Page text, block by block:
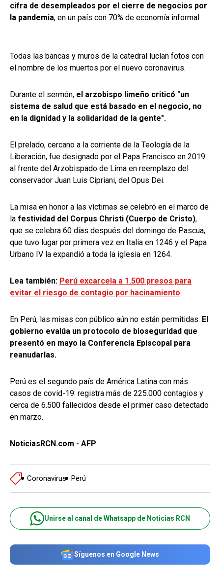
cifra de desempleados por el cierre de negocios por
la pandemia, en un país con 70% de economía informal.
Todas las bancas y muros de la catedral lucían fotos con
el nombre de los muertos por el nuevo coronavirus.
Durante el sermón, el arzobispo limeño criticó "un
sistema de salud que está basado en el negocio, no
en la dignidad y la solidaridad de la gente".
El prelado, cercano a la corriente de la Teología de la
Liberación, fue designado por el Papa Francisco en 2019
al frente del Arzobispado de Lima en reemplazo del
conservador Juan Luis Cipriani, del Opus Dei.
La misa en honor a las víctimas se celebró en el marco de
la festividad del Corpus Christi (Cuerpo de Cristo),
que se celebra 60 días después del domingo de Pascua,
que tuvo lugar por primera vez en Italia en 1246 y el Papa
Urbano IV la expandió a toda la iglesia en 1264.
Lea también: Perú excarcela a 1.500 presos para
evitar el riesgo de contagio por hacinamiento
En Perú, las misas con público aún no están permitidas. El
gobierno evalúa un protocolo de bioseguridad que
presentó en mayo la Conferencia Episcopal para
reanudarlas.
Perú es el segundo país de América Latina con más
casos de covid-19: registra más de 225.000 contagios y
cerca de 6.500 fallecidos desde el primer caso detectado
en marzo.
NoticiasRCN.com - AFP
Coronavirus Perú
Unirse al canal de Whatsapp de Noticias RCN
Síguenos en Google News